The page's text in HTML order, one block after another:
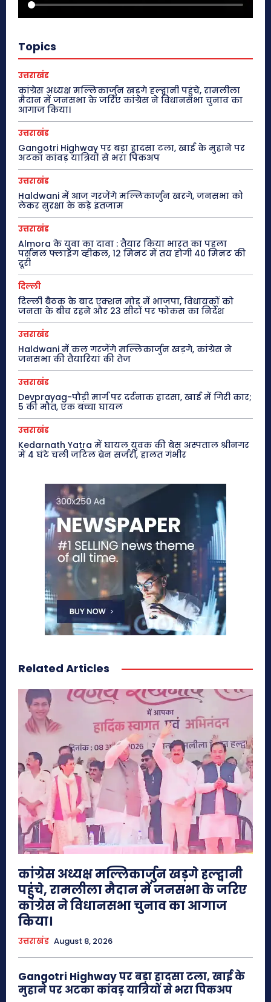
Topics
उत्तराखंड
कांग्रेस अध्यक्ष मल्लिकार्जुन खड़गे हल्द्वानी पहुंचे, रामलीला
मैदान में जनसभा के जरिए कांग्रेस ने विधानसभा चुनाव का
आगाज किया।
उत्तराखंड
Gangotri Highway पर बड़ा हादसा टला, खाई के मुहाने पर
अटका कांवड़ यात्रियों से भरा पिकअप
उत्तराखंड
Haldwani में आज गरजेंगे मल्लिकार्जुन खरगे, जनसभा को
लेकर सुरक्षा के कड़े इंतजाम
उत्तराखंड
Almora के युवा का दावा : तैयार किया भारत का पहला
पर्सनल फ्लाइंग व्हीकल, 12 मिनट में तय होगी 40 मिनट की
दूरी
दिल्ली
दिल्ली बैठक के बाद एक्शन मोड में भाजपा, विधायकों को
जनता के बीच रहने और 23 सीटों पर फोकस का निर्देश
उत्तराखंड
Haldwani में कल गरजेंगे मल्लिकार्जुन खड़गे, कांग्रेस ने
जनसभा की तैयारियां की तेज
उत्तराखंड
Devprayag-पौड़ी मार्ग पर दर्दनाक हादसा, खाई में गिरी कार;
5 की मौत, एक बच्चा घायल
उत्तराखंड
Kedarnath Yatra में घायल युवक की बेस अस्पताल श्रीनगर
में 4 घंटे चली जटिल ब्रेन सर्जरी, हालत गंभीर
Related Articles
कांग्रेस अध्यक्ष मल्लिकार्जुन खड़गे हल्द्वानी
पहुंचे, रामलीला मैदान में जनसभा के जरिए
कांग्रेस ने विधानसभा चुनाव का आगाज
किया।
उत्तराखंड August 8, 2026
Gangotri Highway पर बड़ा हादसा टला, खाई के
मुहाने पर अटका कांवड़ यात्रियों से भरा पिकअप